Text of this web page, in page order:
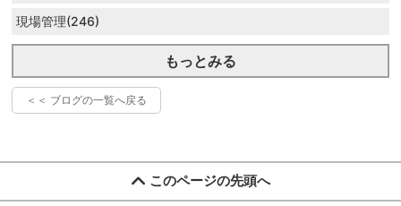
現場管理(246)
もっとみる
＜＜ ブログの一覧へ戻る
このページの先頭へ